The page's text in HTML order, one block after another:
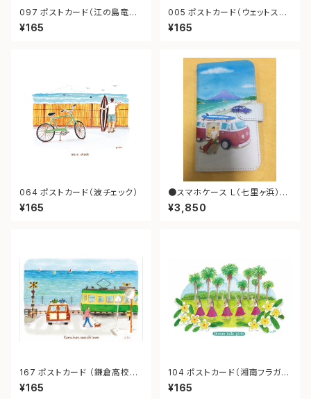
097 ポストカード（江の島竜宮
城）
¥165
005 ポストカード（ウェットスー
ツ）
¥165
064 ポストカード（波チェック）
¥165
●スマホケース Ｌ（七里ヶ浜）ブ
ラウン
¥3,850
167 ポストカード （鎌倉高校
前）“Kamakura Seaside To
wn.”
¥165
104 ポストカード（湘南フラガー
ル）
¥165